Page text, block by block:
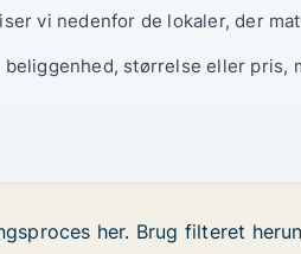
vi nedenfor de lokaler, der
størrelse eller
her. Brug filteret